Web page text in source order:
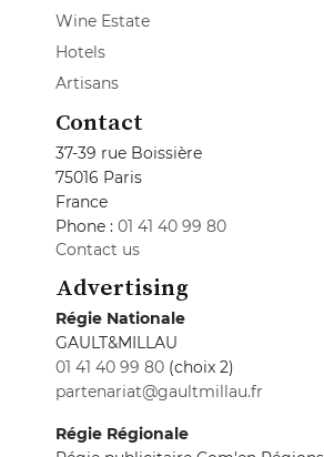
Wine Estate
Hotels
Artisans
Contact
37-39 rue Boissière
75016 Paris
France
Phone : 01 41 40 99 80
Contact us
Advertising
Régie Nationale
GAULT&MILLAU
01 41 40 99 80 (choix 2)
partenariat@gaultmillau.fr
Régie Régionale